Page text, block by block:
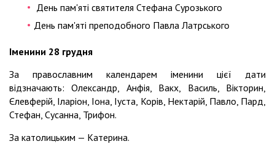
День пам'яті святителя Стефана Сурозького
День пам'яті преподобного Павла Латрського
Іменини 28 грудня
За православним календарем іменини цієї дати
відзначають: Олександр, Анфія, Вакх, Василь, Вікторин,
Єлевферій, Іларіон, Іона, Іуста, Корів, Нектарій, Павло, Пард,
Стефан, Сусанна, Трифон.
За католицьким — Катерина.